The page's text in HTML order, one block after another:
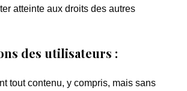
atteinte aux droits des autres
des utilisateurs :
tout contenu, y compris, mais sans